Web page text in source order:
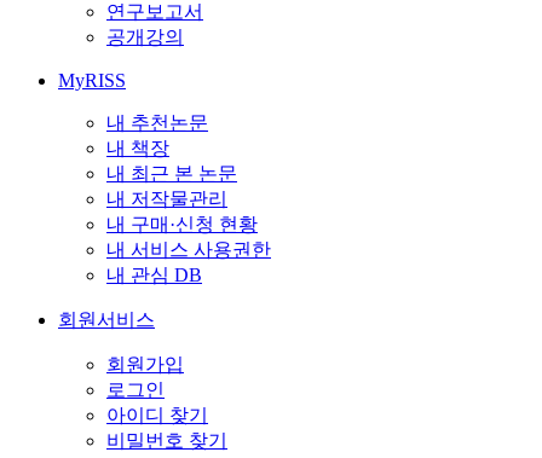
연구보고서
공개강의
MyRISS
내 추천논문
내 책장
내 최근 본 논문
내 저작물관리
내 구매·신청 현황
내 서비스 사용권한
내 관심 DB
회원서비스
회원가입
로그인
아이디 찾기
비밀번호 찾기